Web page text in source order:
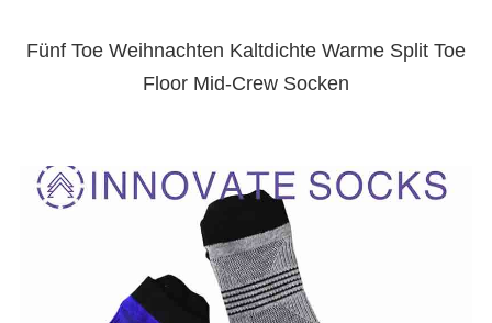
Fünf Toe Weihnachten Kaltdichte Warme Split Toe
Floor Mid-Crew Socken